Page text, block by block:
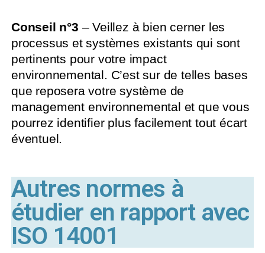
Conseil n°3 – Veillez à bien cerner les
processus et systèmes existants qui sont
pertinents pour votre impact
environnemental. C’est sur de telles bases
que reposera votre système de
management environnemental et que vous
pourrez identifier plus facilement tout écart
éventuel.
Autres normes à
étudier en rapport avec
ISO 14001